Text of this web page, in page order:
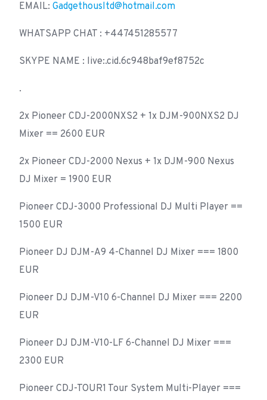
EMAIL: Gadgethousltd@hotmail.com
WHATSAPP CHAT : +447451285577
SKYPE NAME : live:.cid.6c948baf9ef8752c
.
2x Pioneer CDJ-2000NXS2 + 1x DJM-900NXS2 DJ
Mixer == 2600 EUR
2x Pioneer CDJ-2000 Nexus + 1x DJM-900 Nexus
DJ Mixer = 1900 EUR
Pioneer CDJ-3000 Professional DJ Multi Player ==
1500 EUR
Pioneer DJ DJM-A9 4-Channel DJ Mixer === 1800
EUR
Pioneer DJ DJM-V10 6-Channel DJ Mixer === 2200
EUR
Pioneer DJ DJM-V10-LF 6-Channel DJ Mixer ===
2300 EUR
Pioneer CDJ-TOUR1 Tour System Multi-Player ===